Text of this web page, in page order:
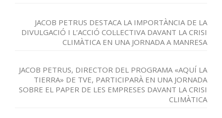
JACOB PETRUS DESTACA LA IMPORTÀNCIA DE LA
DIVULGACIÓ I L’ACCIÓ COL·LECTIVA DAVANT LA CRISI
CLIMÀTICA EN UNA JORNADA A MANRESA
JACOB PETRUS, DIRECTOR DEL PROGRAMA «AQUÍ LA
TIERRA» DE TVE, PARTICIPARÀ EN UNA JORNADA
SOBRE EL PAPER DE LES EMPRESES DAVANT LA CRISI
CLIMÀTICA